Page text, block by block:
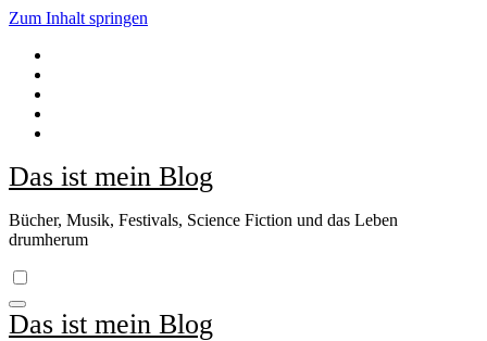
Zum Inhalt springen
Das ist mein Blog
Bücher, Musik, Festivals, Science Fiction und das Leben
drumherum
Das ist mein Blog